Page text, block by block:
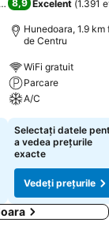
)
8,9 Excelent (1.391
Hunedoara, 1.9 km
de Centru
WiFi gratuit
Parcare
A/C
Selectați datele
a vedea prețurile
exacte
Vedeți prețurile